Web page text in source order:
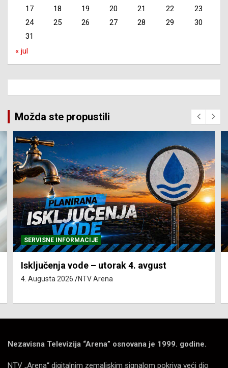
17
18 19 20 21 22
23
24
25 26 27 28 29
30
31
« jul
Možda ste propustili
SERVISNE INFORMACIJE
Isključenja vode – utorak 4. avgust
4. Augusta 2026. NTV Arena
Nezavisna Televizija “Arena” osnovana je 1999. godine.
NTV „Arena“ digitalnim zemaljskim signalom pokriva veći dio